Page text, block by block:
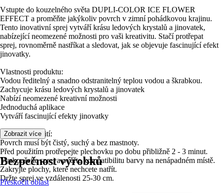
Vstupte do kouzelného světa DUPLI-COLOR ICE FLOWER
EFFECT a proměňte jakýkoliv povrch v zimní pohádkovou krajinu.
Tento inovativní sprej vytváří krásu ledových krystalů a jinovatek,
nabízející neomezené možnosti pro vaši kreativitu. Stačí protřepat
sprej, rovnoměrně nastříkat a sledovat, jak se objevuje fascinující efekt
jinovatky.
Vlastnosti produktu:
Vodou ředitelný a snadno odstranitelný teplou vodou a škrabkou.
Zachycuje krásu ledových krystalů a jinovatek
Nabízí neomezené kreativní možnosti
Jednoduchá aplikace
Vytváří fascinující efekty jinovatky
Návod k použití:
Povrch musí být čistý, suchý a bez mastnoty.
Před použitím protřepejte plechovku po dobu přibližně 2 - 3 minut.
Vyzkoušejte sprej a ověřte kompatibilitu barvy na nenápadném místě.
Zakryjte plochy, které nechcete natřít.
Držte sprej ve vzdálenosti 25-30 cm.
Zobrazit více
Bezpečnost výrobků
Přeskočit oblast